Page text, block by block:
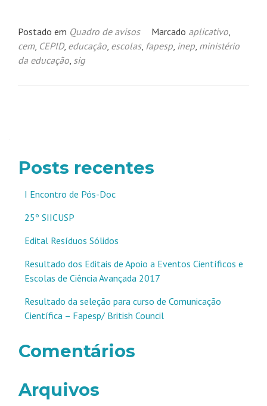
Postado em Quadro de avisos Marcado aplicativo,
cem, CEPID, educação, escolas, fapesp, inep, ministério
da educação, sig
Posts recentes
I Encontro de Pós-Doc
25º SIICUSP
Edital Resíduos Sólidos
Resultado dos Editais de Apoio a Eventos Científicos e
Escolas de Ciência Avançada 2017
Resultado da seleção para curso de Comunicação
Científica – Fapesp/ British Council
Comentários
Arquivos